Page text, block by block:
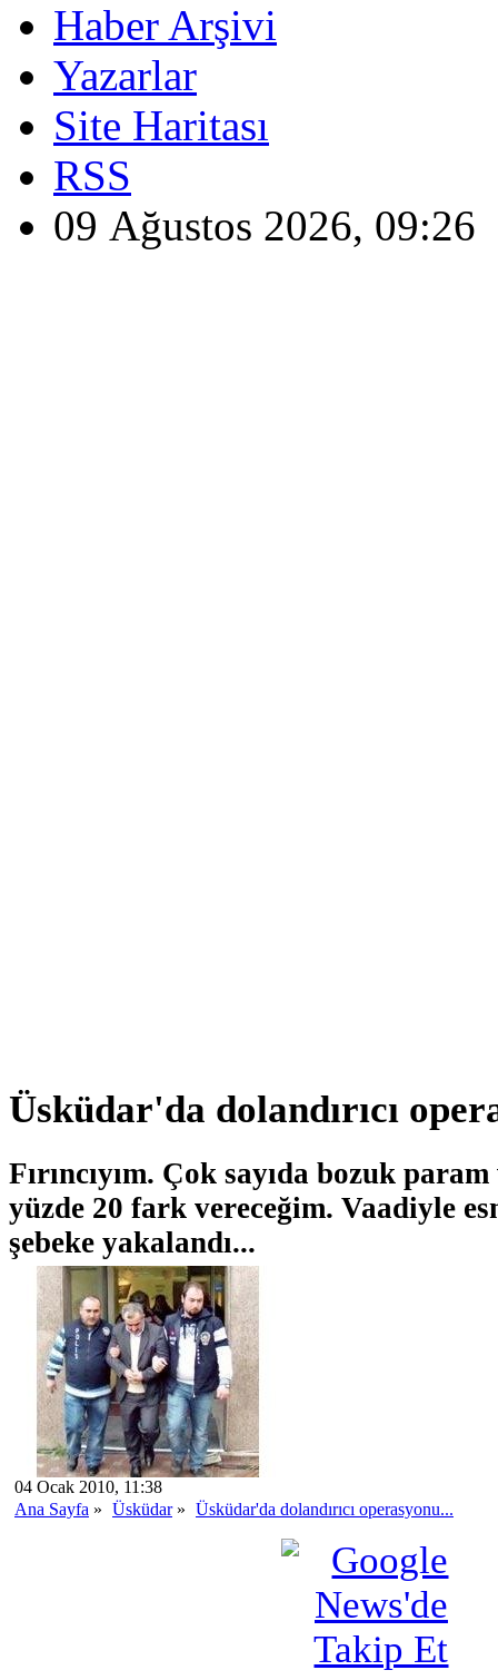
Haber Arşivi
Yazarlar
Site Haritası
RSS
09 Ağustos 2026, 09:26
Üsküdar'da dolandırıcı
Fırıncıyım. Çok sayıda bozuk
yüzde 20 fark vereceğim. Vaadiyle
şebeke yakalandı...
04 Ocak 2010, 11:38
Ana Sayfa » Üsküdar» Üsküdar'da dolandırıcı operasyonu...